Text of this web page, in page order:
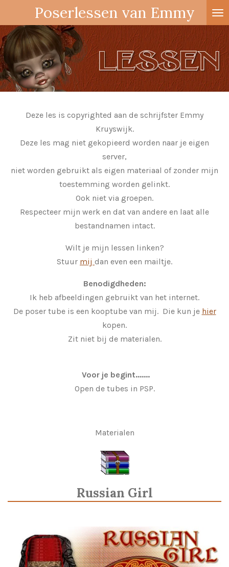
direct
naar
de
hoofdinhoud
Poserlessen van Emmy
Deze les is copyrighted aan de schrijfster Emmy
Kruyswijk.
Deze les mag niet gekopieerd worden naar je eigen
server,
niet worden gebruikt als eigen materiaal of zonder mijn
toestemming worden gelinkt.
Ook niet via groepen.
Respecteer mijn werk en dat van andere en laat alle
bestandnamen intact.
Wilt je mijn lessen linken?
Stuur mij dan even een mailtje.
Benodigdheden:
Ik heb afbeeldingen gebruikt van het internet.
De poser tube is een kooptube van mij. Die kun je hier
kopen.
Zit niet bij de materialen.
Voor je begint.......
Open de tubes in PSP.
Materialen
Russian Girl